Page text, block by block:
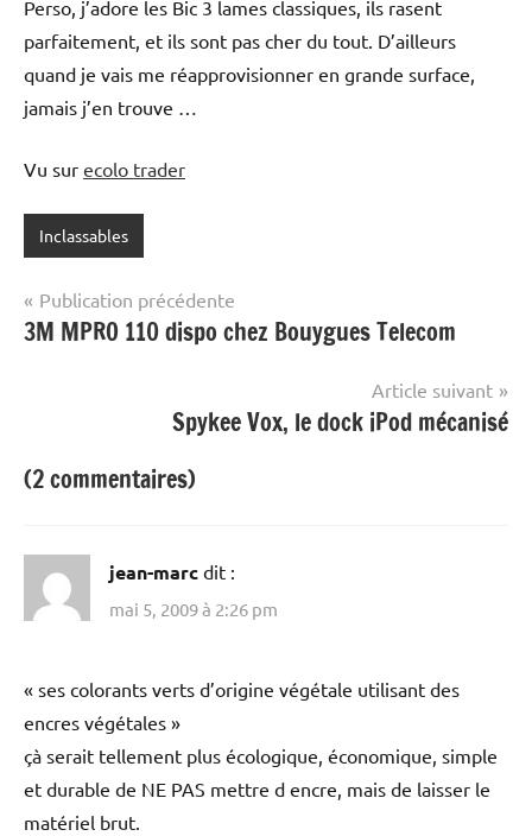
Perso, j’adore les Bic 3 lames classiques, ils rasent
parfaitement, et ils sont pas cher du tout. D’ailleurs
quand je vais me réapprovisionner en grande surface,
jamais j’en trouve …
Vu sur ecolo trader
Inclassables
Navigation
de
Publication précédente
3M MPRO 110 dispo chez Bouygues Telecom
Article suivant
Spykee Vox, le dock iPod mécanisé
(2 commentaires)
jean-marc dit :
mai 5, 2009 à 2:26 pm
« ses colorants verts d’origine végétale utilisant des
encres végétales »
çà serait tellement plus écologique, économique, simple
et durable de NE PAS mettre d encre, mais de laisser le
matériel brut.